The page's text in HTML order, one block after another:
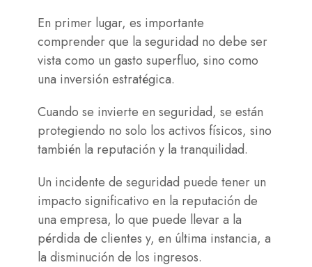
En primer lugar, es importante
comprender que la seguridad no debe ser
vista como un gasto superfluo, sino como
una inversión estratégica.
Cuando se invierte en seguridad, se están
protegiendo no solo los activos físicos, sino
también la reputación y la tranquilidad.
Un incidente de seguridad puede tener un
impacto significativo en la reputación de
una empresa, lo que puede llevar a la
pérdida de clientes y, en última instancia, a
la disminución de los ingresos.